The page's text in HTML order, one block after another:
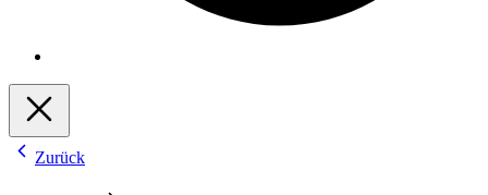
Zurück